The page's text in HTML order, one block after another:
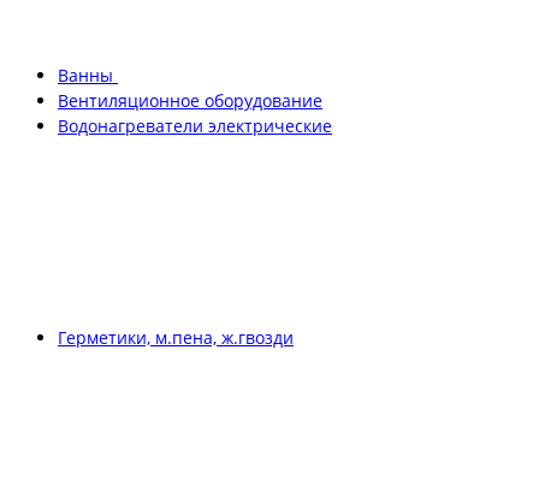
Ванны
Вентиляционное оборудование
Водонагреватели электрические
Герметики, м.пена, ж.гвозди